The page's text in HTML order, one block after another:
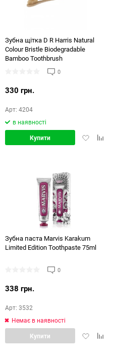
Зубна щітка D R Harris Natural
Colour Bristle Biodegradable
Bamboo Toothbrush
0
330 грн.
Арт: 4204
в наявності
ДодатиДодати
Купити
Зубна паста Marvis Karakum
Limited Edition Toothpaste 75ml
0
338 грн.
Арт: 3532
Немає в наявності
ДодатиДодати
Купити